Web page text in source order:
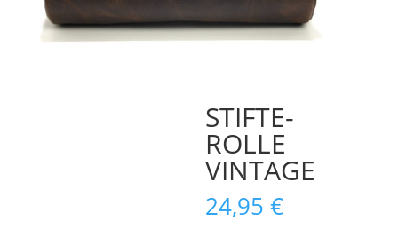
STIFTE-
ROLLE
VINTAGE
24,95€